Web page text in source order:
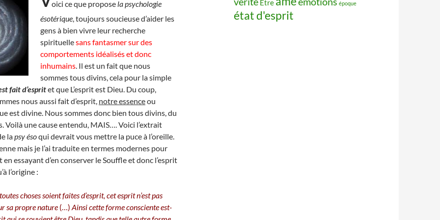
oici ce que propose la psychologie
ésotérique, toujours soucieuse d’aider les
gens à bien vivre leur recherche
spirituellesans fantasmer sur des
comportements idéalisés et donc
inhumains. Il est un fait que nous
sommes tous divins, cela pour la simple
fait d’espritet que L’esprit est Dieu. Du coup,
nous aussi fait d’esprit, notre essenceou
est divine. Nous sommes donc bien tous divins, du
Voilà une cause entendu, MAIS…. Voici l’extrait
lapsy ésoqui devrait vous mettre la puce à l’oreille.
mais je l’ai traduite en termes modernes pour
essayant d’en conserver le Souffle et donc l’esprit
l’origine :
choses soient faites d’esprit, cet esprit n’est pas
sa propre nature (…) Ainsi cette forme consciente est-
Être époque
état d'esprit